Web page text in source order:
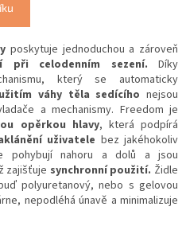
poskytuje jednoduchou a zároveň
při celodenním sezení. Díky
který se automaticky
váhy těla sedícího nejsou
a mechanismy. Freedom je
opěrkou hlavy, která podpírá
uživatele bez jakéhokoliv
pohybují nahoru a dolů a jsou
zajišťuje synchronní použití. Židle
polyuretanový, nebo s gelovou
nepodléhá únavě a minimalizuje